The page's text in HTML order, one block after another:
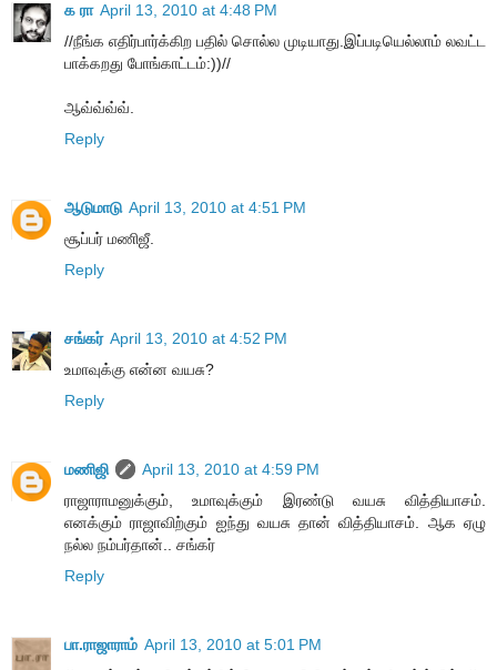
க ரா April 13, 2010 at 4:48 PM
//நீங்க எதிர்பார்க்கிற பதில் சொல்ல முடியாது.இப்படியெல்லாம் லவட்ட
பாக்கறது போங்காட்டம்:))//
ஆவ்வ்வ்வ்.
Reply
ஆடுமாடு April 13, 2010 at 4:51 PM
சூப்பர் மணிஜீ.
Reply
சங்கர் April 13, 2010 at 4:52 PM
உமாவுக்கு என்ன வயசு?
Reply
மணிஜி
April 13, 2010 at 4:59 PM
ராஜாராமனுக்கும், உமாவுக்கும் இரண்டு வயசு வித்தியாசம்.
எனக்கும் ராஜாவிற்கும் ஐந்து வயசு தான் வித்தியாசம். ஆக ஏழு
நல்ல நம்பர்தான்.. சங்கர்
Reply
பா.ராஜாராம் April 13, 2010 at 5:01 PM